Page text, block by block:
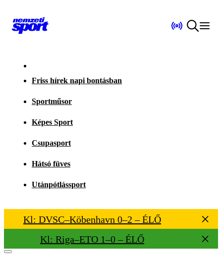
Friss hírek napi bontásban
Sportműsor
Képes Sport
Csupasport
Hátsó füves
Utánpótlássport
Kl: DVSC–Köbenhavn 0–2 – ÉLŐ
Kl: Riga–ETO 1–0 – ÉLŐ